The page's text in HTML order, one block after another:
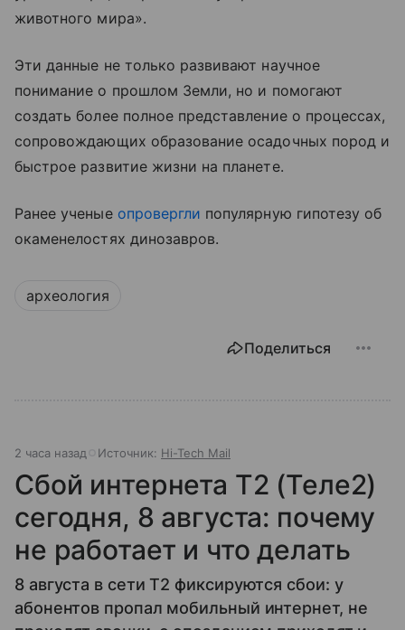
животного мира».
Эти данные не только развивают научное
понимание о прошлом Земли, но и помогают
создать более полное представление о процессах,
сопровождающих образование осадочных пород и
быстрое развитие жизни на планете.
Ранее ученые опровергли популярную гипотезу об
окаменелостях динозавров.
археология
Поделиться
2 часа назад Источник: Hi-Tech Mail
Сбой интернета T2 (Теле2)
сегодня, 8 августа: почему
не работает и что делать
8 августа в сети T2 фиксируются сбои: у
абонентов пропал мобильный интернет, не